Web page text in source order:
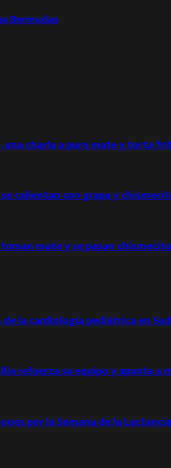
Bermudas
una charla a puro mate y torta
calientan con grapa y
mate y se pasan
la cardiología pediátrica en
refuerza su equipo y apunta a
por la Semana de la Lactancia